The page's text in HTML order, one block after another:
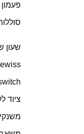
שעון
ציוד